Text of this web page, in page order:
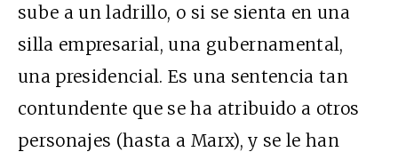
sube a un ladrillo, o si se sienta en una
silla empresarial, una gubernamental,
una presidencial. Es una sentencia tan
contundente que se ha atribuido a otros
personajes (hasta a Marx), y se le han